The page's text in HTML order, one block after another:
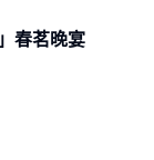
春茗晚宴